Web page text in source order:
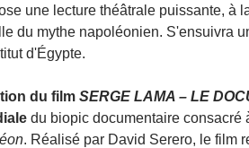
une lecture théâtrale puissante, à
du mythe napoléonien. S'ensuivra
d'Égypte.
du film SERGE LAMA – LE
du biopic documentaire consacré
. Réalisé par David Serero, le film